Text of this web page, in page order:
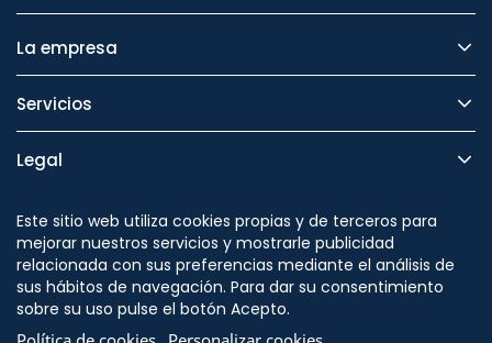
La empresa
Servicios
Legal
Seguridad
Este sitio web utiliza cookies propias y de terceros para
mejorar nuestros servicios y mostrarle publicidad
relacionada con sus preferencias mediante el análisis de
sus hábitos de navegación. Para dar su consentimiento
sobre su uso pulse el botón Acepto.
Síguenos en